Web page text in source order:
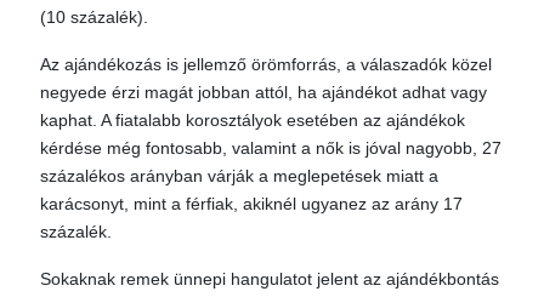
(10 százalék).
Az ajándékozás is jellemző örömforrás, a válaszadók közel
negyede érzi magát jobban attól, ha ajándékot adhat vagy
kaphat. A fiatalabb korosztályok esetében az ajándékok
kérdése még fontosabb, valamint a nők is jóval nagyobb, 27
százalékos arányban várják a meglepetések miatt a
karácsonyt, mint a férfiak, akiknél ugyanez az arány 17
százalék.
Sokaknak remek ünnepi hangulatot jelent az ajándékbontás